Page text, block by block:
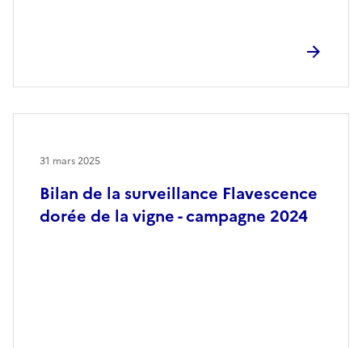
Bilan de la surveillance Flavescence
dorée de la vigne - campagne 2024
31 mars 2025